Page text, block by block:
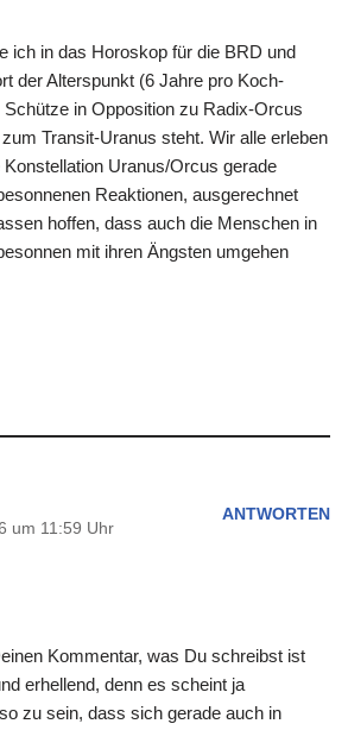
ich in das Horoskop für die BRD und
der Alterspunkt (6 Jahre pro Koch-
Schütze in Opposition zu Radix-Orcus
Transit-Uranus steht. Wir alle erleben
Uranus/Orcus gerade
Reaktionen, ausgerechnet
hoffen, dass auch die Menschen in
mit ihren Ängsten umgehen
um 11:59 Uhr
ANTWORTEN
Kommentar, was Du schreibst ist
erhellend, denn es scheint ja
zu sein, dass sich gerade auch in